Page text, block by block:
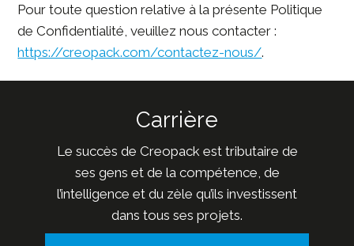
Pour toute question relative à la présente Politique
de Confidentialité, veuillez nous contacter :
https://creopack.com/contactez-nous/.
Carrière
Le succès de Creopack est tributaire de
ses gens et de la compétence, de
l’intelligence et du zèle qu’ils investissent
dans tous ses projets.